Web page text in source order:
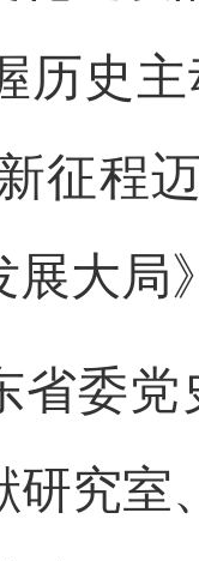
历史
征程
展大局
省委
研究室